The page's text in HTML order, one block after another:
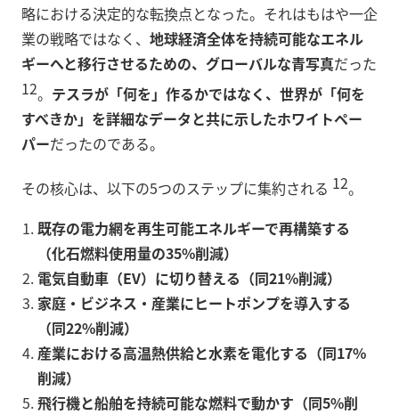
略における決定的な転換点となった。それはもはや一企
業の戦略ではなく、 地球経済全体を持続可能なエネル
ギーへと移行させるための、グローバルな青写真だった
12。 テスラが「何を」作るかではなく、世界が「何を
すべきか」を詳細なデータと共に示したホワイトペー
パーだったのである。
その核心は、以下の5つのステップに集約される 12。
既存の電力網を再生可能エネルギーで再構築する
（化石燃料使用量の35%削減）
電気自動車（EV）に切り替える（同21%削減）
家庭・ビジネス・産業にヒートポンプを導入する
（同22%削減）
産業における高温熱供給と水素を電化する（同17%
削減）
飛行機と船舶を持続可能な燃料で動かす（同5%削